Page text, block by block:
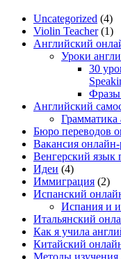
Uncategorized (4)
Violin Teacher(1)
Английский
Уроки
30
Фразы
Английский
Грамматика
Бюро переводов
Вакансия онлайн-
Венгерский язык
Идеи (4)
Иммиграция (2)
Испанский
Испания и
Итальянский
Как я учила
Китайский
Методы изучения